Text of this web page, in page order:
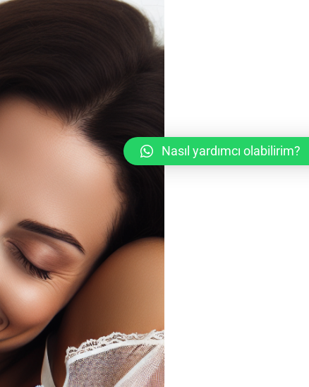
Nasıl yardımcı olabilirim?